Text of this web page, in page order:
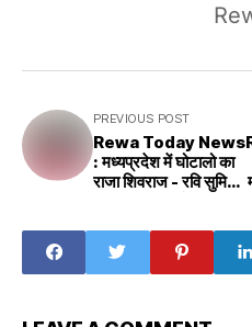
PREVIOUS POST
Rewa Today News
: मध्यप्रदेश में घोटालो का
राजा शिवराज - रवि सुमित